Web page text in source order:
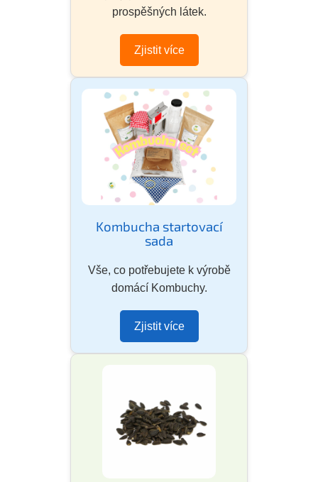
prospěšných látek.
Zjistit více
Kombucha startovací
sada
Vše, co potřebujete k výrobě
domácí Kombuchy.
Zjistit více